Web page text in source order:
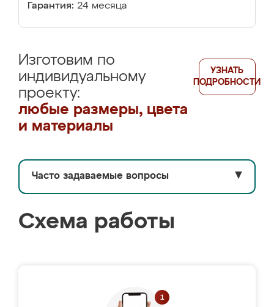
Гарантия: 24 месяца
Изготовим по
индивидуальному
проекту:
любые размеры, цвета
и материалы
УЗНАТЬ
ПОДРОБНОСТИ
Часто задаваемые вопросы ▼
Схема работы